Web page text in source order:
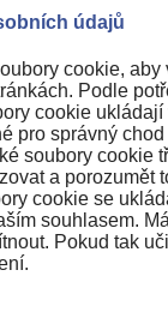
údajů
cookie, aby
Podle
cookie
pro správný
soubory cookie
a porozumět
cookie se
souhlasem.
Pokud tak